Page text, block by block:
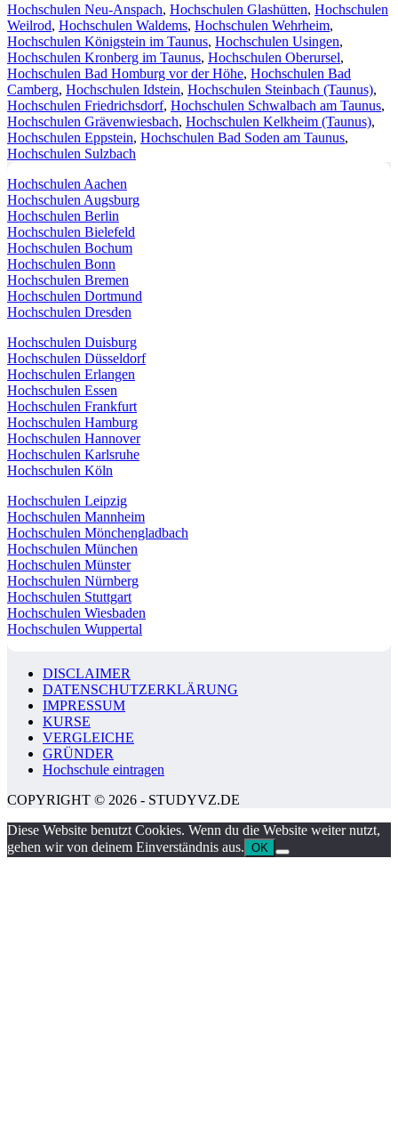
Hochschulen Neu-Anspach, Hochschulen Glashütten, Hochschulen
Weilrod, Hochschulen Waldems, Hochschulen Wehrheim,
Hochschulen Königstein im Taunus, Hochschulen Usingen,
Hochschulen Kronberg im Taunus, Hochschulen Oberursel,
Hochschulen Bad Homburg vor der Höhe, Hochschulen Bad
Camberg, Hochschulen Idstein, Hochschulen Steinbach (Taunus),
Hochschulen Friedrichsdorf, Hochschulen Schwalbach am Taunus,
Hochschulen Grävenwiesbach, Hochschulen Kelkheim (Taunus),
Hochschulen Eppstein, Hochschulen Bad Soden am Taunus,
Hochschulen Sulzbach
Hochschulen Aachen
Hochschulen Augsburg
Hochschulen Berlin
Hochschulen Bielefeld
Hochschulen Bochum
Hochschulen Bonn
Hochschulen Bremen
Hochschulen Dortmund
Hochschulen Dresden
Hochschulen Duisburg
Hochschulen Düsseldorf
Hochschulen Erlangen
Hochschulen Essen
Hochschulen Frankfurt
Hochschulen Hamburg
Hochschulen Hannover
Hochschulen Karlsruhe
Hochschulen Köln
Hochschulen Leipzig
Hochschulen Mannheim
Hochschulen Mönchengladbach
Hochschulen München
Hochschulen Münster
Hochschulen Nürnberg
Hochschulen Stuttgart
Hochschulen Wiesbaden
Hochschulen Wuppertal
DISCLAIMER
DATENSCHUTZERKLÄRUNG
IMPRESSUM
KURSE
VERGLEICHE
GRÜNDER
Hochschule eintragen
COPYRIGHT © 2026 - STUDYVZ.DE
Diese Website benutzt Cookies. Wenn du die Website weiter nutzt,
gehen wir von deinem Einverständnis aus. OK